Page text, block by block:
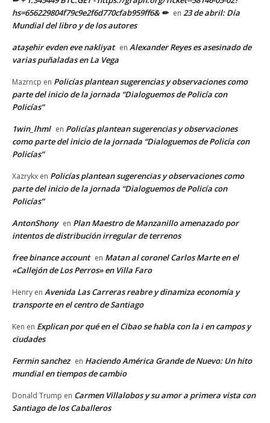
hs=656229804f79c9e2f6d770cfab959ff6& ✏ en 23 de abril: Día
Mundial del libro y de los autores
ataşehir evden eve nakliyat en Alexander Reyes es asesinado de
varias puñaladas en La Vega
Mazrncp en Policías plantean sugerencias y observaciones como
parte del inicio de la jornada “Dialoguemos de Policía con
Policías”
1win_lhml en Policías plantean sugerencias y observaciones
como parte del inicio de la jornada “Dialoguemos de Policía con
Policías”
Xazrykx en Policías plantean sugerencias y observaciones como
parte del inicio de la jornada “Dialoguemos de Policía con
Policías”
AntonShony en Plan Maestro de Manzanillo amenazado por
intentos de distribución irregular de terrenos
free binance account en Matan al coronel Carlos Marte en el
«Callejón de Los Perros» en Villa Faro
Henry en Avenida Las Carreras reabre y dinamiza economía y
transporte en el centro de Santiago
Ken en Explican por qué en el Cibao se habla con la i en campos y
ciudades
Fermin sanchez en Haciendo América Grande de Nuevo: Un hito
mundial en tiempos de cambio
Donald Trump en Carmen Villalobos y su amor a primera vista con
Santiago de los Caballeros